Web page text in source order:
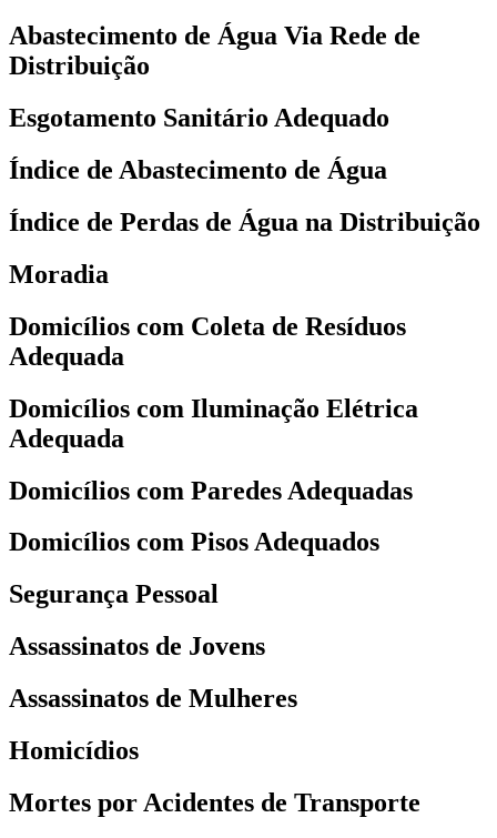
Abastecimento de Água Via Rede de
Distribuição
Esgotamento Sanitário Adequado
Índice de Abastecimento de Água
Índice de Perdas de Água na Distribuição
Moradia
Domicílios com Coleta de Resíduos
Adequada
Domicílios com Iluminação Elétrica
Adequada
Domicílios com Paredes Adequadas
Domicílios com Pisos Adequados
Segurança Pessoal
Assassinatos de Jovens
Assassinatos de Mulheres
Homicídios
Mortes por Acidentes de Transporte